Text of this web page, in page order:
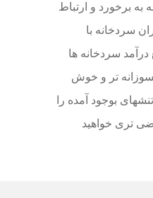
به برخورد و ارتباط
سردخانه با
سردخانه ها
تر و خوش
بوجود آمده را
تری خواهید